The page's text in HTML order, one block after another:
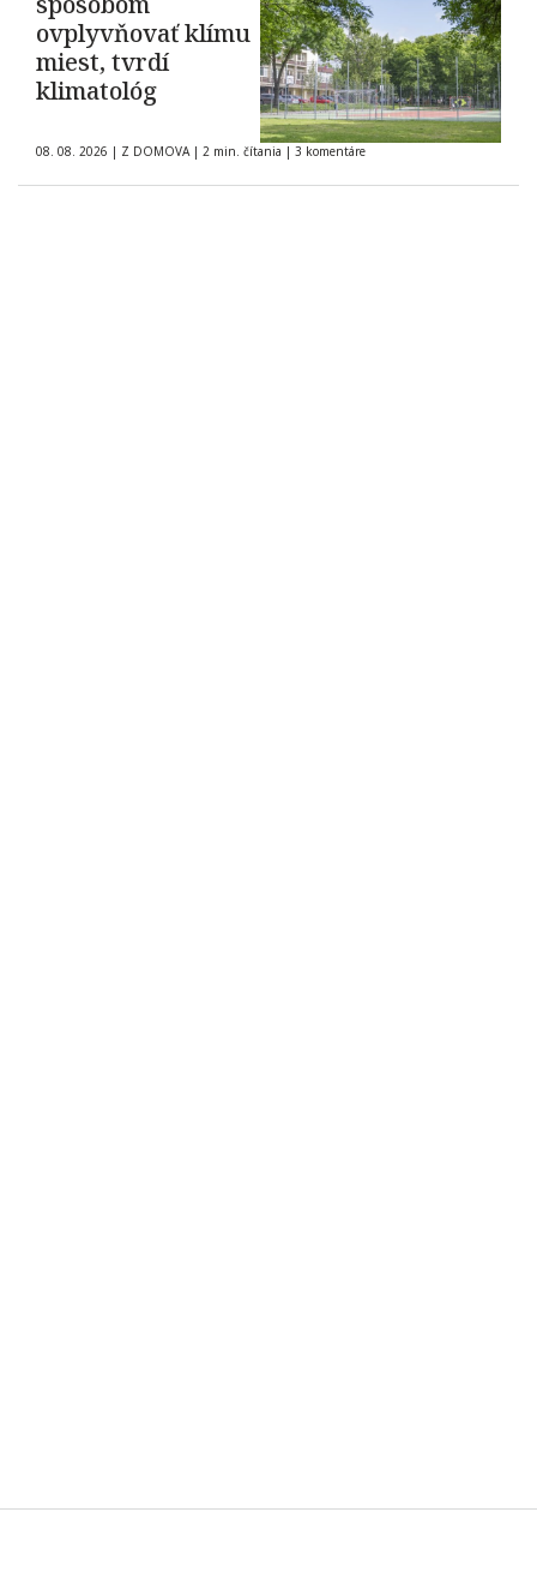
ovplyvňovať klímu
miest, tvrdí
klimatológ
08. 08. 2026 | Z DOMOVA | 2 min. čítania | 3 komentáre